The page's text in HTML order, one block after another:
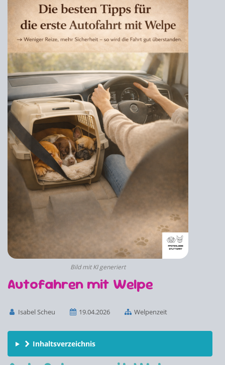
Bild mit KI generiert
Autofahren mit Welpe
Isabel Scheu 19.04.2026 Welpenzeit
Inhaltsverzeichnis